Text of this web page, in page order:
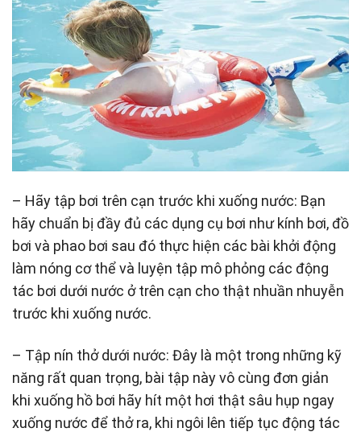
– Hãy tập bơi trên cạn trước khi xuống nước: Bạn
hãy chuẩn bị đầy đủ các dụng cụ bơi như kính bơi, đồ
bơi và phao bơi sau đó thực hiện các bài khởi động
làm nóng cơ thể và luyện tập mô phỏng các động
tác bơi dưới nước ở trên cạn cho thật nhuần nhuyễn
trước khi xuống nước.
– Tập nín thở dưới nước: Đây là một trong những kỹ
năng rất quan trọng, bài tập này vô cùng đơn giản
khi xuống hồ bơi hãy hít một hơi thật sâu hụp ngay
xuống nước để thở ra, khi ngôi lên tiếp tục động tác